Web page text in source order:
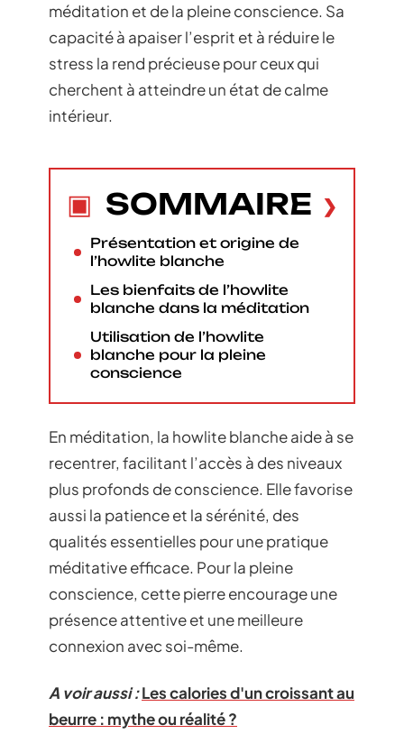
méditation et de la pleine conscience. Sa
capacité à apaiser l’esprit et à réduire le
stress la rend précieuse pour ceux qui
cherchent à atteindre un état de calme
intérieur.
SOMMAIRE
Présentation et origine de
l’howlite blanche
Les bienfaits de l’howlite
blanche dans la méditation
Utilisation de l’howlite
blanche pour la pleine
conscience
En méditation, la howlite blanche aide à se
recentrer, facilitant l’accès à des niveaux
plus profonds de conscience. Elle favorise
aussi la patience et la sérénité, des
qualités essentielles pour une pratique
méditative efficace. Pour la pleine
conscience, cette pierre encourage une
présence attentive et une meilleure
connexion avec soi-même.
A voir aussi :Les calories d'un croissant au
beurre : mythe ou réalité ?